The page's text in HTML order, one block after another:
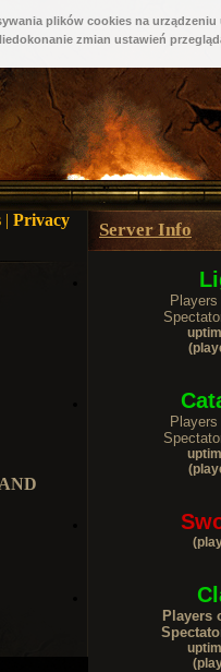
plików cookies na
zmian ustawień
| Privacy
Server Info
Players